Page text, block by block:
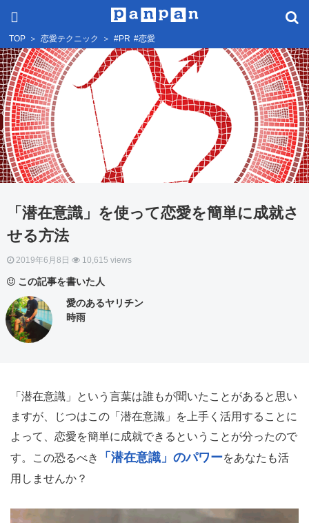
TOP ＞ 恋愛テクニック ＞ #PR #恋愛
「潜在意識」を使って恋愛を簡単に成就さ
せる方法
2019年6月8日 10,615 views
この記事を書いた人
愛のあるヤリチン
時雨
「潜在意識」という言葉は誰もが聞いたことがあると思い
ますが、じつはこの「潜在意識」を上手く活用することに
よって、恋愛を簡単に成就できるということが分ったので
す。この恐るべき
「潜在意識」のパワーをあなたも活
用しませんか？